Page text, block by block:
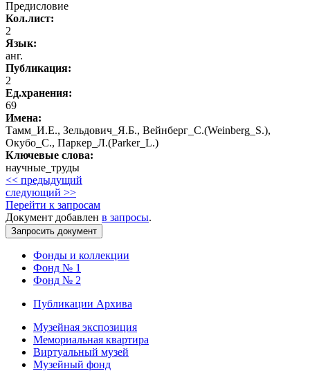
Предисловие
Кол.лист:
2
Язык:
анг.
Публикация:
2
Ед.хранения:
69
Имена:
Тамм_И.Е., Зельдович_Я.Б., Вейнберг_С.(Weinberg_S.),
Окубо_С., Паркер_Л.(Parker_L.)
Ключевые слова:
научные_труды
<< предыдущий
следующий >>
Перейти к запросам
Документ добавлен в запросы.
Фонды и коллекции
Фонд № 1
Фонд № 2
Публикации Архива
Музейная экспозиция
Мемориальная квартира
Виртуальный музей
Музейный фонд